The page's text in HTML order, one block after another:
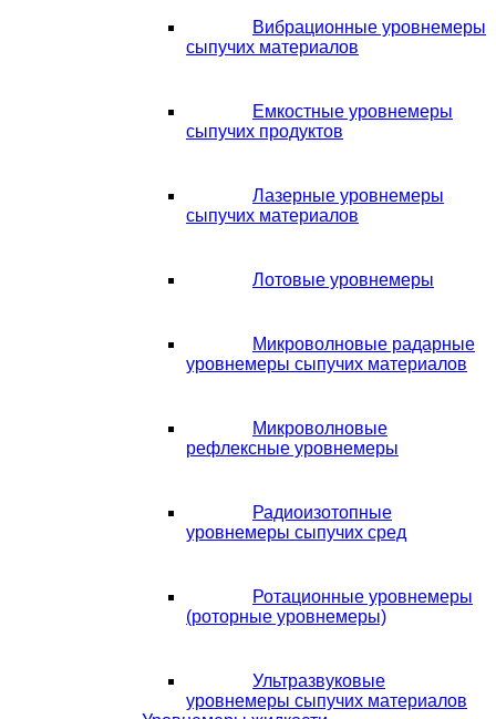
Вибрационные уровнемеры
сыпучих материалов
Емкостные уровнемеры
сыпучих продуктов
Лазерные уровнемеры
сыпучих материалов
Лотовые уровнемеры
Микроволновые радарные
уровнемеры сыпучих материалов
Микроволновые
рефлексные уровнемеры
Радиоизотопные
уровнемеры сыпучих сред
Ротационные уровнемеры
(роторные уровнемеры)
Ультразвуковые
уровнемеры сыпучих материалов